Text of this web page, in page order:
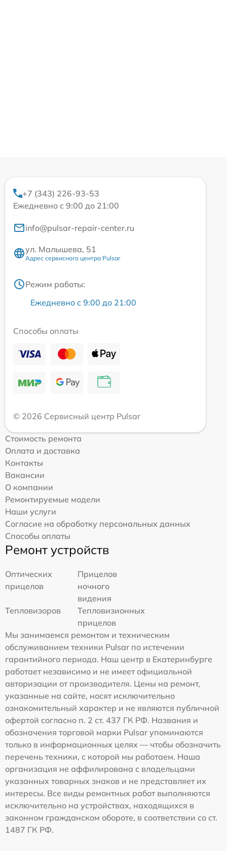
+7 (343) 226-93-53
Ежедневно с 9:00 до 21:00
info@pulsar-repair-center.ru
ул. Малышева, 51
Адрес сервисного центра Pulsar
Режим работы:
Ежедневно с 9:00 до 21:00
Способы оплаты
© 2026 Сервисный центр Pulsar
Стоимость ремонта
Оплата и доставка
Контакты
Вакансии
О компании
Ремонтируемые модели
Наши услуги
Согласие на обработку персональных данных
Способы оплаты
Ремонт устройств
Оптических
прицелов
Прицелов
ночного
видения
Тепловизоров
Тепловизионных
прицелов
Мы занимаемся ремонтом и техническим
обслуживанием техники Pulsar по истечении
гарантийного периода. Наш центр в Екатеринбурге
работает независимо и не имеет официальной
авторизации от производителя. Цены на ремонт,
указанные на сайте, носят исключительно
ознакомительный характер и не являются публичной
офертой согласно п. 2 ст. 437 ГК РФ. Названия и
обозначения торговой марки Pulsar упоминаются
только в информационных целях — чтобы обозначить
перечень техники, с которой мы работаем. Наша
организация не аффилирована с владельцами
указанных товарных знаков и не представляет их
интересы. Все виды ремонтных работ выполняются
исключительно на устройствах, находящихся в
законном гражданском обороте, в соответствии со ст.
1487 ГК РФ.